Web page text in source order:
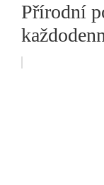
Přírodní